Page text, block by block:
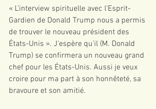
« L’interview spirituelle avec l'Esprit-
Gardien de Donald Trump nous a permis
de trouver le nouveau président des
États-Unis ». J'espère qu'il (M. Donald
Trump) se confirmera un nouveau grand
chef pour les États-Unis. Aussi je veux
croire pour ma part à son honnêteté, sa
bravoure et son amitié.